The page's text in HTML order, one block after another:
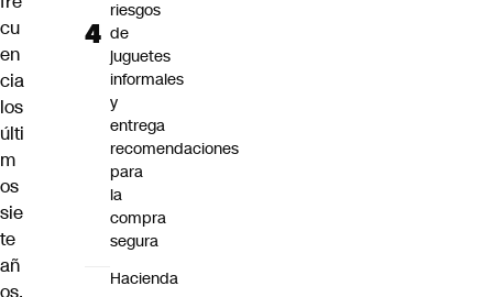
cu
en
cia
los
últi
m
os
sie
te
añ
os.
riesgos
de
juguetes
informales
y
entrega
recomendaciones
para
la
compra
segura
Hacienda